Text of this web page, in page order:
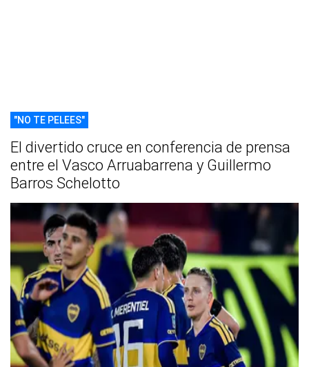
"NO TE PELEES"
El divertido cruce en conferencia de prensa
entre el Vasco Arruabarrena y Guillermo
Barros Schelotto